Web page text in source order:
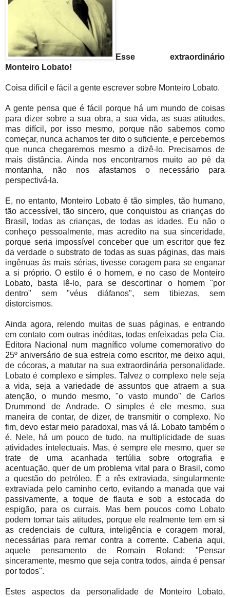
Esse extraordinário
Monteiro Lobato!
Coisa difícil e fácil a gente escrever sobre Monteiro Lobato.
A gente pensa que é fácil porque há um mundo de coisas
para dizer sobre a sua obra, a sua vida, as suas atitudes,
mas difícil, por isso mesmo, porque não sabemos como
começar, nunca achamos ter dito o suficiente, e percebemos
que nunca chegaremos mesmo a dizê-lo. Precisamos de
mais distância. Ainda nos encontramos muito ao pé da
montanha, não nos afastamos o necessário para
perspectivá-la.
E, no entanto, Monteiro Lobato é tão simples, tão humano,
tão accessível, tão sincero, que conquistou as crianças do
Brasil, todas as crianças, de todas as idades. Eu não o
conheço pessoalmente, mas acredito na sua sinceridade,
porque seria impossível conceber que um escritor que fez
da verdade o substrato de todas as suas páginas, das mais
ingênuas às mais sérias, tivesse coragem para se enganar
a si próprio. O estilo é o homem, e no caso de Monteiro
Lobato, basta lê-lo, para se descortinar o homem "por
dentro" sem "véus diáfanos", sem tibiezas, sem
distorcismos.
Ainda agora, relendo muitas de suas páginas, e entrando
em contato com outras inéditas, todas enfeixadas pela Cia.
Editora Nacional num magnífico volume comemorativo do
25º aniversário de sua estreia como escritor, me deixo aqui,
de cócoras, a matutar na sua extraordinária personalidade.
Lobato é complexo e simples. Talvez o complexo nele seja
a vida, seja a variedade de assuntos que atraem a sua
atenção, o mundo mesmo, "o vasto mundo" de Carlos
Drummond de Andrade. O simples é ele mesmo, sua
maneira de contar, de dizer, de transmitir o complexo. No
fim, devo estar meio paradoxal, mas vá lá. Lobato também o
é. Nele, há um pouco de tudo, na multiplicidade de suas
atividades intelectuais. Mas, é sempre ele mesmo, quer se
trate de uma acanhada tertúlia sobre ortografia e
acentuação, quer de um problema vital para o Brasil, como
a questão do petróleo. É a rês extraviada, singularmente
extraviada pelo caminho certo, evitando a manada que vai
passivamente, a toque de flauta e sob a estocada do
espigão, para os currais. Mas bem poucos como Lobato
podem tomar tais atitudes, porque ele realmente tem em si
as credenciais de cultura, inteligência e coragem moral,
necessárias para remar contra a corrente. Caberia aqui,
aquele pensamento de Romain Roland: "Pensar
sinceramente, mesmo que seja contra todos, ainda é pensar
por todos".
Estes aspectos da personalidade de Monteiro Lobato,